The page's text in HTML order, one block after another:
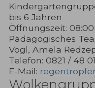
bis 6 Jahren
Öffnungszeit:
Pädagogisches
Vogl, Amela
Telefon: 0821 / 48
E-Mail: